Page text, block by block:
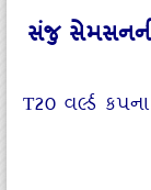
સંજુ સેમસનની
T20 વર્લ્ડ